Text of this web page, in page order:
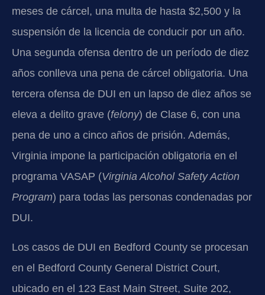
meses de cárcel, una multa de hasta $2,500 y la
suspensión de la licencia de conducir por un año.
Una segunda ofensa dentro de un período de diez
años conlleva una pena de cárcel obligatoria. Una
tercera ofensa de DUI en un lapso de diez años se
eleva a delito grave (felony) de Clase 6, con una
pena de uno a cinco años de prisión. Además,
Virginia impone la participación obligatoria en el
programa VASAP (Virginia Alcohol Safety Action
Program) para todas las personas condenadas por
DUI.
Los casos de DUI en Bedford County se procesan
en el Bedford County General District Court,
ubicado en el 123 East Main Street, Suite 202,